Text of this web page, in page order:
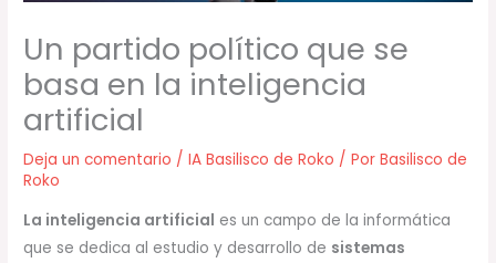
Un partido político que se
basa en la inteligencia
artificial
Deja un comentario /IA Basilisco de Roko / PorBasilisco de
Roko
La inteligencia artificial es un campo de la informática
que se dedica al estudio y desarrollo de sistemas